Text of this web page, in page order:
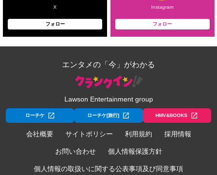
X
フォロー
Instagram
フォロー
エンタメの「今」がわかる
Lawson Entertainment group
ローチケ ローチケ[旅行] HMV&BOOKS
会社概要 サイトポリシー 利用規約 採用情報
お問い合わせ 個人情報保護方針
個人情報の取扱いに関する公表事項及び同意事項